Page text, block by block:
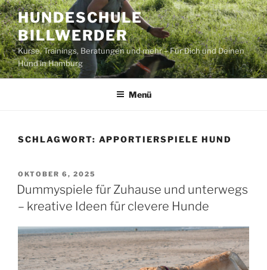
Zum
Inhalt
springen
HUNDESCHULE
BILLWERDER
Kurse, Trainings, Beratungen und mehr – Für Dich und Deinen
Hund in Hamburg
Menü
SCHLAGWORT: APPORTIERSPIELE HUND
VERÖFFENTLICHT
AM
OKTOBER 6, 2025
Dummyspiele für Zuhause und unterwegs
– kreative Ideen für clevere Hunde